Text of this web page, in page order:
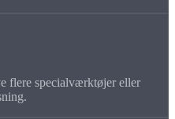
flere specialværktøjer eller